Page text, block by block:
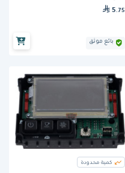
وفقًا للمواصفة DIN963
5 .75
بائع موثق
كمية محدودة